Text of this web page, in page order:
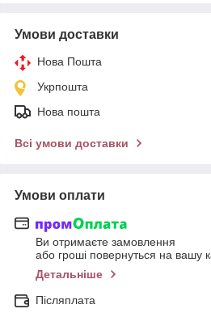
Умови доставки
Нова Пошта
Укрпошта
Нова пошта
Всі умови доставки
Умови оплати
Ви отримаєте замовлення
або гроші повернуться на вашу
Детальніше
Післяплата